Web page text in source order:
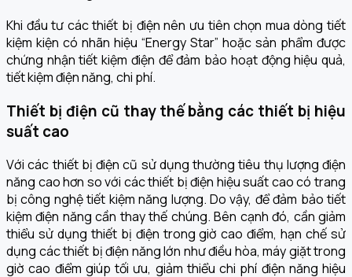
Khi đầu tư các thiết bị điện nên ưu tiên chọn mua dòng tiết
kiệm kiện có nhãn hiệu “Energy Star” hoặc sản phẩm được
chứng nhận tiết kiệm điện để đảm bảo hoạt động hiệu quả,
tiết kiệm điện năng, chi phí.
Thiết bị điện cũ thay thế bằng các thiết bị hiệu
suất cao
Với các thiết bị điện cũ sử dụng thường tiêu thụ lượng điện
năng cao hơn so với các thiết bị điện hiệu suất cao có trang
bị công nghệ tiết kiệm năng lượng. Do vậy, để đảm bảo tiết
kiệm điện năng cần thay thế chúng. Bên cạnh đó, cần giảm
thiểu sử dụng thiết bị điện trong giờ cao điểm, hạn chế sử
dụng các thiết bị điện năng lớn như điều hòa, máy giặt trong
giờ cao điểm giúp tối ưu, giảm thiểu chi phí điện năng hiệu